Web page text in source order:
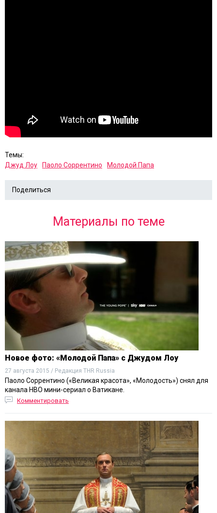
Темы:
Джуд Лоу
Паоло Соррентино Молодой Папа
Поделиться
Материалы по теме
Новое фото: «Молодой Папа» с Джудом Лоу
27 августа 2015 / Редакция THR Russia
Паоло Соррентино («Великая красота», «Молодость») снял для
канала HBO мини-сериал о Ватикане.
Комментировать